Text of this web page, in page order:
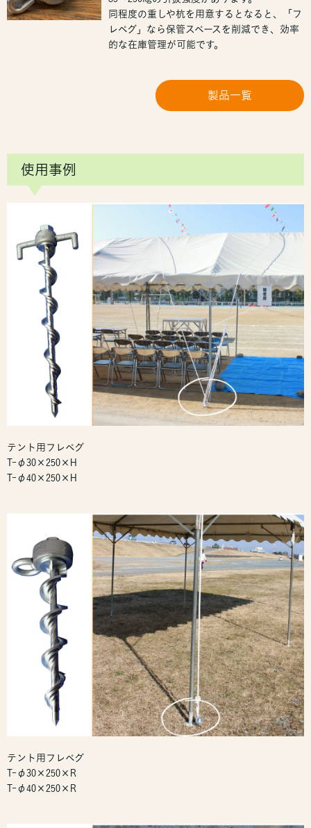
同程度の重しや杭を用意するとなると、「フ
レペグ」なら保管スペースを削減でき、効率
的な在庫管理が可能です。
製品一覧
使用事例
テント用フレペグ
T-φ30×250×H
T-φ40×250×H
テント用フレペグ
T-φ30×250×R
T-φ40×250×R